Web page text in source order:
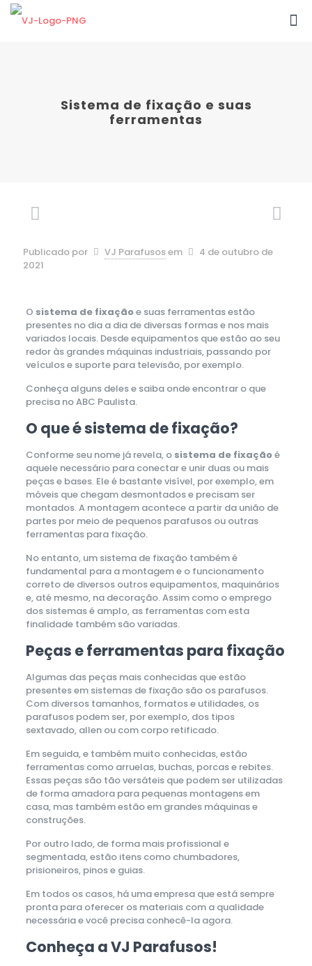
Sistema de fixação e suas
ferramentas
Publicado por VJ Parafusosem
4 de outubro de
2021
O sistema de fixaçãoe suas ferramentas estão
presentes no dia a dia de diversas formas e nos mais
variados locais. Desde equipamentos que estão ao seu
redor às grandes máquinas industriais, passando por
veículos e suporte para televisão, por exemplo.
Conheça alguns deles e saiba onde encontrar o que
precisa no ABC Paulista.
O que é sistema de fixação?
Conforme seu nome já revela, o sistema de fixaçãoé
aquele necessário para conectar e unir duas ou mais
peças e bases. Ele é bastante visível, por exemplo, em
móveis que chegam desmontados e precisam ser
montados. A montagem acontece a partir da união de
partes por meio de pequenos parafusos ou outras
ferramentas para fixação.
No entanto, um sistema de fixação também é
fundamental para a montagem e o funcionamento
correto de diversos outros equipamentos, maquinários
e, até mesmo, na decoração. Assim como o emprego
dos sistemas é amplo, as ferramentas com esta
finalidade também são variadas.
Peças e ferramentas para fixação
Algumas das peças mais conhecidas que estão
presentes em sistemas de fixação são os parafusos.
Com diversos tamanhos, formatos e utilidades, os
parafusos podem ser, por exemplo, dos tipos
sextavado, allen ou com corpo retificado.
Em seguida, e também muito conhecidas, estão
ferramentas como arruelas, buchas, porcas e rebites.
Essas peças são tão versáteis que podem ser utilizadas
de forma amadora para pequenas montagens em
casa, mas também estão em grandes máquinas e
construções.
Por outro lado, de forma mais profissional e
segmentada, estão itens como chumbadores,
prisioneiros, pinos e guias.
Em todos os casos, há uma empresa que está sempre
pronta para oferecer os materiais com a qualidade
necessária e você precisa conhecê-la agora.
Conheça a VJ Parafusos!